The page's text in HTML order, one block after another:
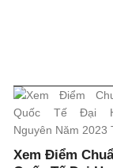
Xem Điểm